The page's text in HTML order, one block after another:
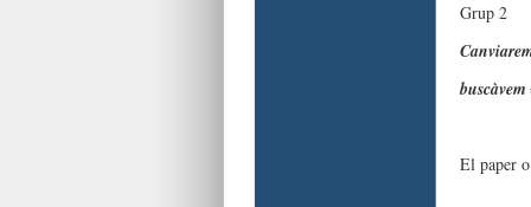
Grup 2
buscàvem
El paper